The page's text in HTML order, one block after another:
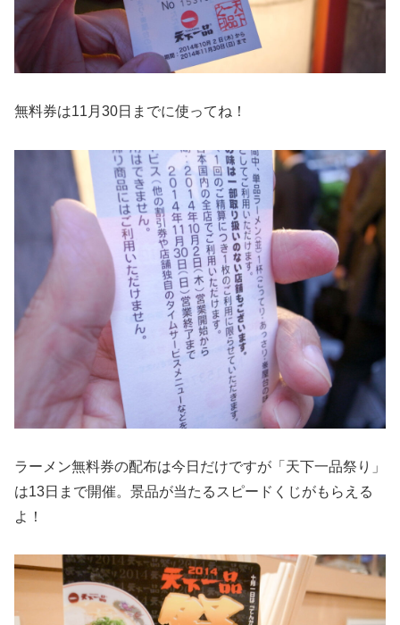
無料券は11月30日までに使ってね！
ラーメン無料券の配布は今日だけですが「天下一品祭り」
は13日まで開催。景品が当たるスピードくじがもらえる
よ！